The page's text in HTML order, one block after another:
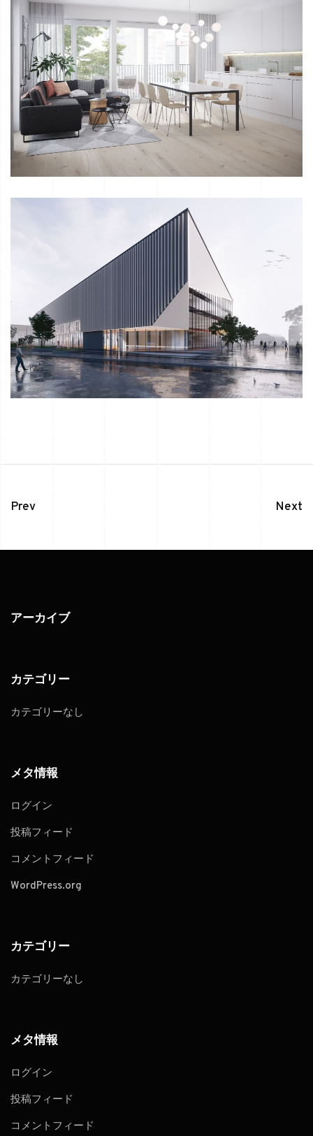
Prev Next
アーカイブ
カテゴリー
カテゴリーなし
メタ情報
ログイン
投稿フィード
コメントフィード
WordPress.org
カテゴリー
カテゴリーなし
メタ情報
ログイン
投稿フィード
コメントフィード